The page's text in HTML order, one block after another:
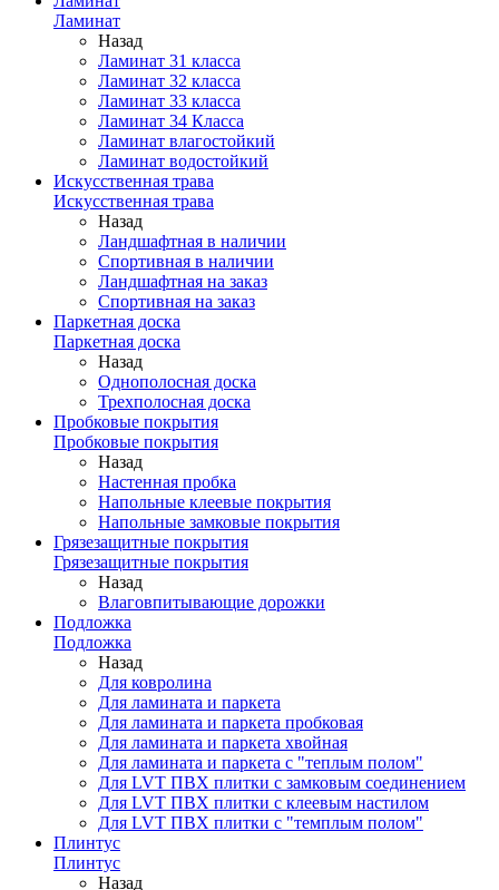
Ламинат
Назад
Ламинат 31 класса
Ламинат 32 класса
Ламинат 33 класса
Ламинат 34 Класса
Ламинат влагостойкий
Ламинат водостойкий
Искусственная трава
Искусственная трава
Назад
Ландшафтная в наличии
Спортивная в наличии
Ландшафтная на заказ
Спортивная на заказ
Паркетная доска
Паркетная доска
Назад
Однополосная доска
Трехполосная доска
Пробковые покрытия
Пробковые покрытия
Назад
Настенная пробка
Напольные клеевые покрытия
Напольные замковые покрытия
Грязезащитные покрытия
Грязезащитные покрытия
Назад
Влаговпитывающие дорожки
Подложка
Подложка
Назад
Для ковролина
Для ламината и паркета
Для ламината и паркета пробковая
Для ламината и паркета хвойная
Для ламината и паркета с "теплым полом"
Для LVT ПВХ плитки с замковым соединением
Для LVT ПВХ плитки с клеевым настилом
Для LVT ПВХ плитки с "темплым полом"
Плинтус
Плинтус
Назад